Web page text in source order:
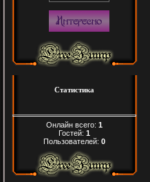
Статистика
Онлайн всего: 1
Гостей: 1
Пользователей: 0